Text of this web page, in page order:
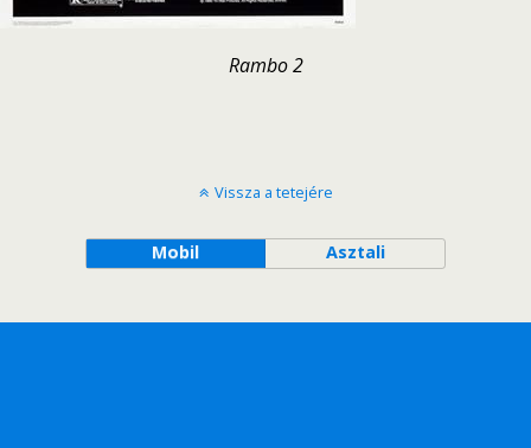
Rambo 2
Vissza a tetejére
Mobil Asztali